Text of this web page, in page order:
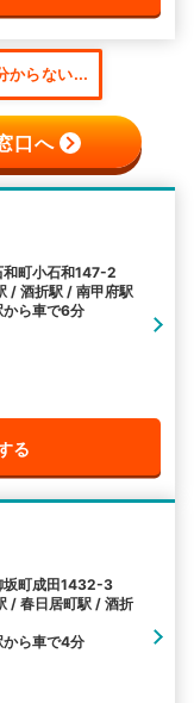
からない...
口へ
和町小石和147-2
/ 酒折駅 / 南甲府駅
から車で6分
る
坂町成田1432-3
/ 春日居町駅 / 酒折
から車で4分